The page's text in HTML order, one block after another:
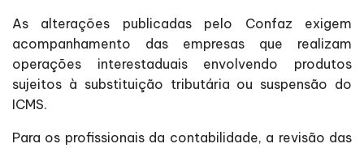
As alterações publicadas pelo Confaz exigem
acompanhamento das empresas que realizam
operações interestaduais envolvendo produtos
sujeitos à substituição tributária ou suspensão do
ICMS.
Para os profissionais da contabilidade, a revisão das